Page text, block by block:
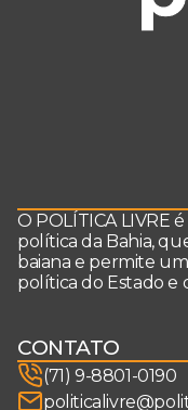
O POLÍTICA LIVRE
política da Bahia,
baiana e permite
política do Estado e
CONTATO
(71) 9-8801-0190